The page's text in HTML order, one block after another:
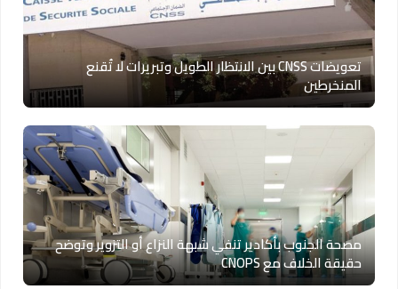
تعويضات CNSS بين الانتظار الطويل وتبريرات لا تُقنع
المنخرطين
مصحة الجنوب بأكادير تنفي شبهة النزاع أو التزوير وتوضح
حقيقة الخلاف مع CNOPS